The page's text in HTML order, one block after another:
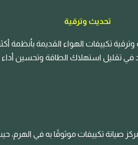
تحديث وترقية
تكييفات الهواء القديمة بأنظمة
في تقليل استهلاك الطاقة وتحسين أداء
مركز صيانة تكييفات موثوقًا به في